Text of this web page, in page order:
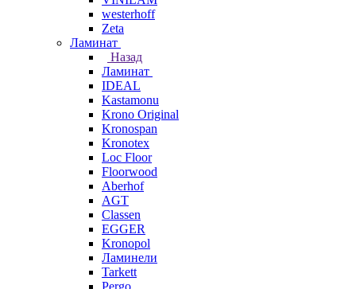
westerhoff
Zeta
Ламинат
Назад
Ламинат
IDEAL
Kastamonu
Krono Original
Kronospan
Kronotex
Loc Floor
Floorwood
Aberhof
AGT
Classen
EGGER
Kronopol
Ламинели
Tarkett
Pergo